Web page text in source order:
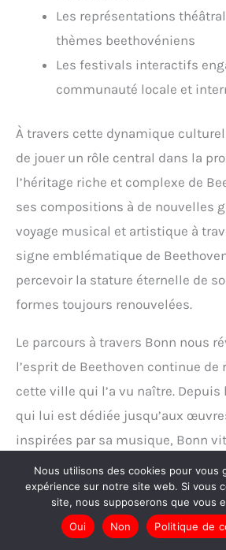
Les représentations
thèmes beethovéniens
Les festivals interactifs
communauté locale et
À travers cette dynamique
de jouer un rôle central dans la
l’héritage riche et complexe de
ses compositions à de nouvelles
voyage musical et artistique à
signe emblématique de
percevoir la stature éternelle de
formes toujours renouvelées.
Le parcours à travers Bonn nous
l’esprit de Beethoven continue de
cette ville qui l’a vu naître.
qui lui est dédiée jusqu’aux
inspirées par sa musique, Bonn
génie. Les itinéraires, expositions
incarnent cette passion partagée
Beethoven. Cette exploration
influence indéfectible et de la
Nous utilisons des cookies pour vous
expérience sur notre site web. Si vous
site, nous supposerons que vous
Oui
Non Politique de